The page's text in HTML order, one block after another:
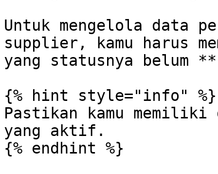
Untuk mengelola data
supplier, kamu harus
yang statusnya belum
{% hint style="info" %}
Pastikan kamu
yang aktif.
{% endhint %}